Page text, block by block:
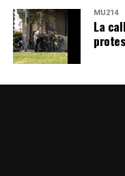
MU214
La